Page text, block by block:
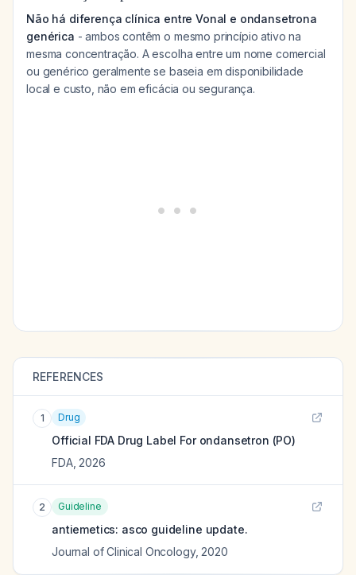
Não há diferença clínica entre Vonal e ondansetrona
genérica - ambos contêm o mesmo princípio ativo na
mesma concentração. A escolha entre um nome comercial
ou genérico geralmente se baseia em disponibilidade
local e custo, não em eficácia ou segurança.
REFERENCES
1 Drug
Official FDA Drug Label For ondansetron (PO)
FDA, 2026
2 Guideline
antiemetics: asco guideline update.
Journal of Clinical Oncology, 2020